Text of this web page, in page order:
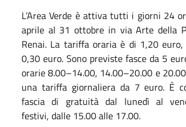
L’Area Verde è attiva tutti i giorni 24
aprile al 31 ottobre in via Arte della
Renai. La tariffa oraria è di 1,20
0,30 euro. Sono previste fasce da 5
orarie 8.00–14.00, 14.00–20.00 e
una tariffa giornaliera da 7 euro. È
fascia di gratuità dal lunedì al
festivi, dalle 15.00 alle 17.00.